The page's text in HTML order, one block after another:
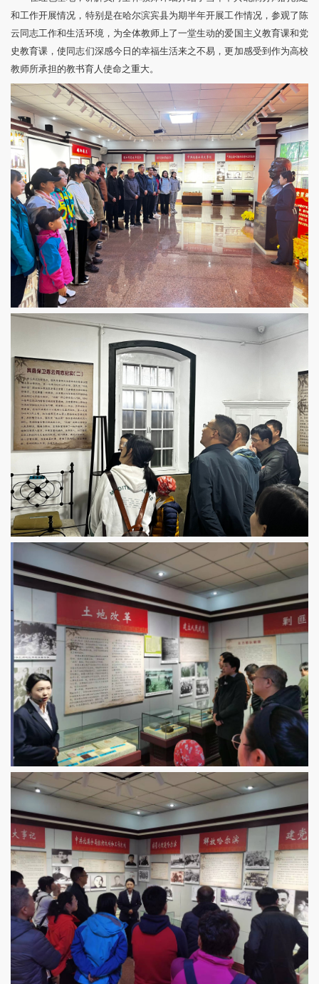
和工作开展情况，特别是在哈尔滨宾县为期半年开展工作情况，参观了陈
云同志工作和生活环境，为全体教师上了一堂生动的爱国主义教育课和党
史教育课，使同志们深感今日的幸福生活来之不易，更加感受到作为高校
教师所承担的教书育人使命之重大。